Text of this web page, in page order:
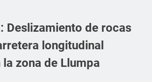
Deslizamiento de rocas
longitudinal
zona de Llumpa